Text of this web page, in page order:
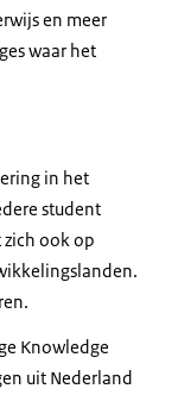
en meer
waar het
in het
student
ook op
Knowledge
uit Nederland